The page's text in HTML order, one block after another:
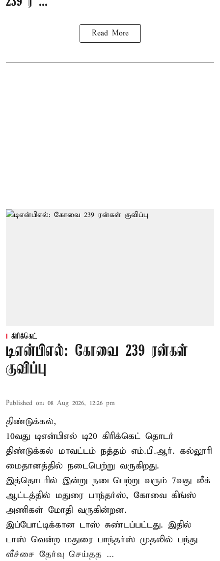
Read More
கிரிக்கெட்
டிஎன்பிஎல்: கோவை 239 ரன்கள்
குவிப்பு
Published on: 08 Aug 2026, 12:26 pm
திண்டுக்கல்,
10வது டிஎன்பிஎல் டி20 கிரிக்கெட் தொடர்
திண்டுக்கல் மாவட்டம் நத்தம் எம்.பி.ஆர். கல்லூரி
மைதானத்தில் நடைபெற்று வருகிறது.
இத்தொடரில் இன்று நடைபெற்று வரும் 7வது லீக்
ஆட்டத்தில் மதுரை பாந்தர்ஸ், கோவை கிங்ஸ்
அணிகள் மோதி வருகின்றன.
இப்போட்டிக்கான டாஸ் சுண்டப்பட்டது. இதில்
டாஸ் வென்ற மதுரை பாந்தர்ஸ் முதலில் பந்து
வீச்சை தேர்வு செய்தத ...